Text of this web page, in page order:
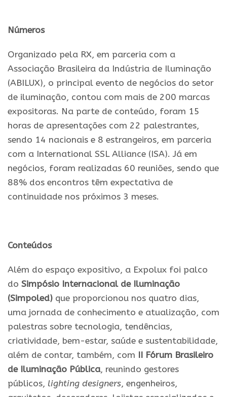
Números
Organizado pela RX, em parceria com a
Associação Brasileira da Indústria de Iluminação
(ABILUX), o principal evento de negócios do setor
de iluminação, contou com mais de 200 marcas
expositoras. Na parte de conteúdo, foram 15
horas de apresentações com 22 palestrantes,
sendo 14 nacionais e 8 estrangeiros, em parceria
com a International SSL Alliance (ISA). Já em
negócios, foram realizadas 60 reuniões, sendo que
88% dos encontros têm expectativa de
continuidade nos próximos 3 meses.
Conteúdos
Além do espaço expositivo, a Expolux foi palco
do Simpósio Internacional de Iluminação
(Simpoled) que proporcionou nos quatro dias,
uma jornada de conhecimento e atualização, com
palestras sobre tecnologia, tendências,
criatividade, bem-estar, saúde e sustentabilidade,
além de contar, também, com II Fórum Brasileiro
de Iluminação Pública, reunindo gestores
públicos, lighting designers, engenheiros,